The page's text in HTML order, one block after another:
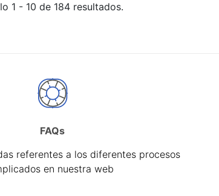
1 - 10 de 184 resultados.
FAQs
referentes a los diferentes procesos
en nuestra web